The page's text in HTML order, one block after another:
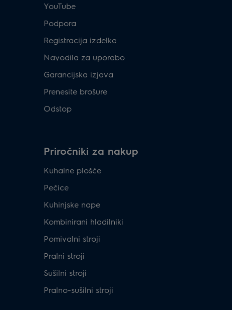
YouTube
Podpora
Registracija izdelka
Navodila za uporabo
Garancijska izjava
Prenesite brošure
Odstop
Priročniki za nakup
Kuhalne plošče
Pečice
Kuhinjske nape
Kombinirani hladilniki
Pomivalni stroji
Pralni stroji
Sušilni stroji
Pralno-sušilni stroji